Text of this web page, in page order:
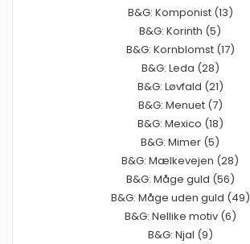
B&G: Komponist (13)
B&G: Korinth (5)
B&G: Kornblomst (17)
B&G: Leda (28)
B&G: Løvfald (21)
B&G: Menuet (7)
B&G: Mexico (18)
B&G: Mimer (5)
B&G: Mælkevejen (28)
B&G: Måge guld (56)
B&G: Måge uden guld (49)
B&G: Nellike motiv (6)
B&G: Njal (9)